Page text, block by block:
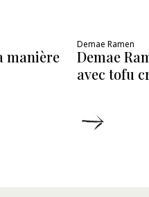
manière
Demae Ramen
Demae
avec tofu